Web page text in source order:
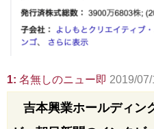
1: 名無しのニュー即 2019/
吉本興業ホールディン